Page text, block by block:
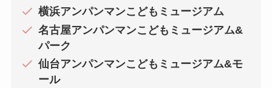
横浜アンパンマンこどもミュージアム
名古屋アンパンマンこどもミュージアム&
パーク
仙台アンパンマンこどもミュージアム&モ
ール